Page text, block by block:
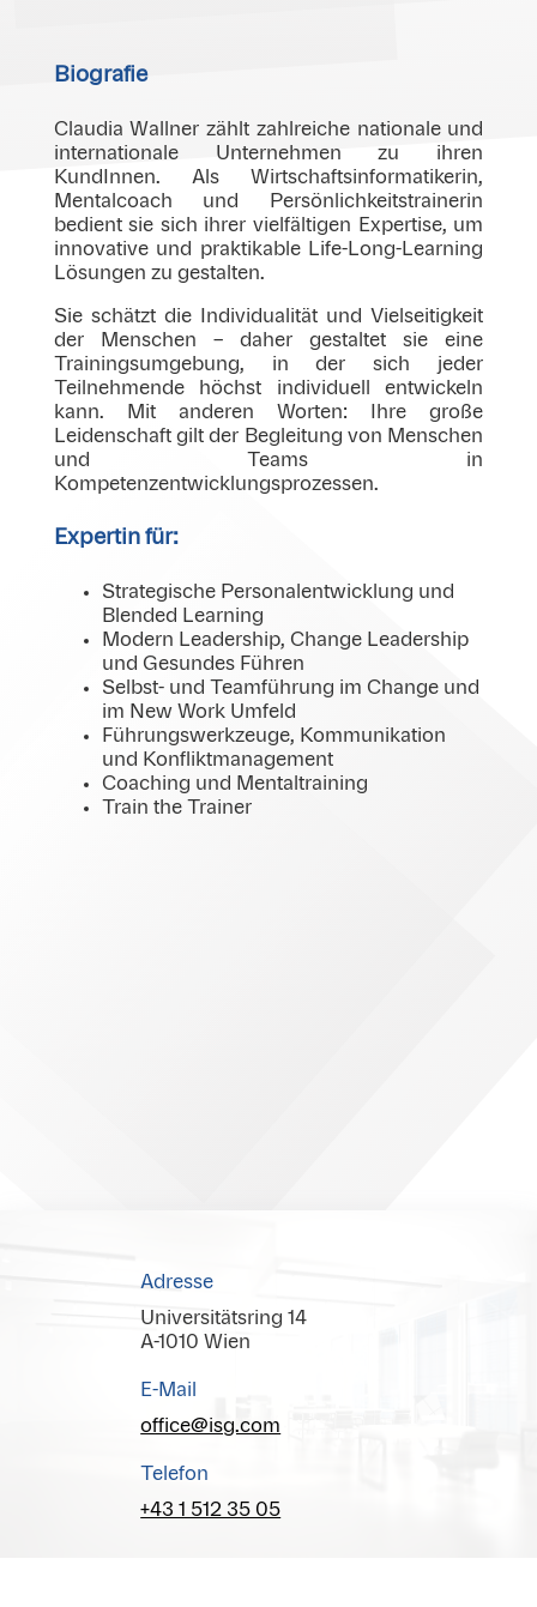
Biografie
Claudia Wallner zählt zahlreiche nationale und
internationale Unternehmen zu ihren
KundInnen. Als Wirtschaftsinformatikerin,
Mentalcoach und Persönlichkeitstrainerin
bedient sie sich ihrer vielfältigen Expertise, um
innovative und praktikable Life-Long-Learning
Lösungen zu gestalten.
Sie schätzt die Individualität und Vielseitigkeit
der Menschen – daher gestaltet sie eine
Trainingsumgebung, in der sich jeder
Teilnehmende höchst individuell entwickeln
kann. Mit anderen Worten: Ihre große
Leidenschaft gilt der Begleitung von Menschen
und Teams in
Kompetenzentwicklungsprozessen.
Expertin für:
Strategische Personalentwicklung und
Blended Learning
Modern Leadership, Change Leadership
und Gesundes Führen
Selbst- und Teamführung im Change und
im New Work Umfeld
Führungswerkzeuge, Kommunikation
und Konfliktmanagement
Coaching und Mentaltraining
Train the Trainer
Adresse
Universitätsring 14
A-1010 Wien
E-Mail
office@isg.com
Telefon
+43 1 512 35 05